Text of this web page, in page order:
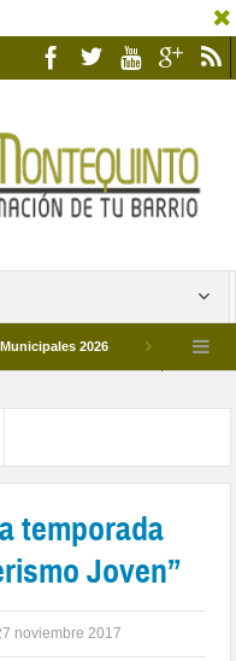
2026 Los Campus de
temporada
Joven”
noviembre 2017